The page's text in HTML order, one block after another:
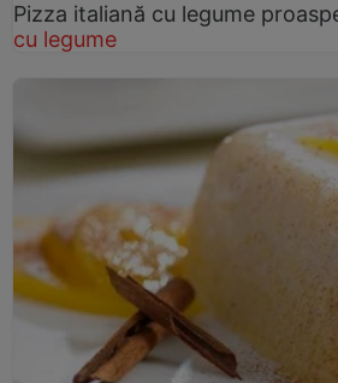
Pizza italiană cu legume
cu legume